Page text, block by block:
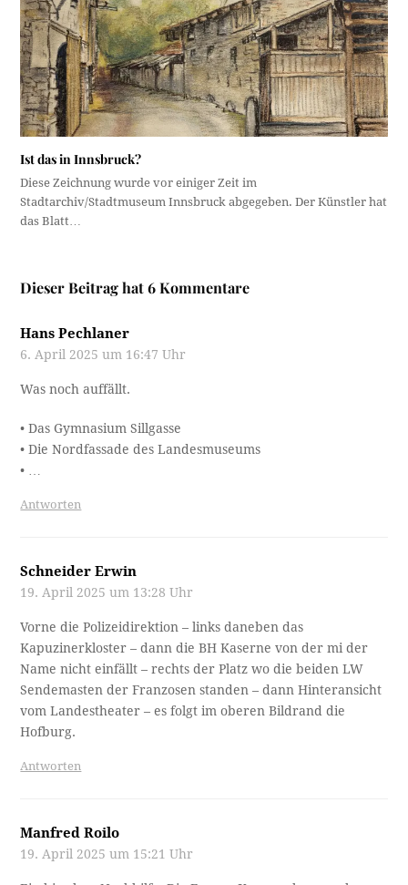
Ist das in Innsbruck?
Diese Zeichnung wurde vor einiger Zeit im
Stadtarchiv/Stadtmuseum Innsbruck abgegeben. Der Künstler hat
das Blatt…
Dieser Beitrag hat 6 Kommentare
Hans Pechlaner
6. April 2025 um 16:47 Uhr
Was noch auffällt.
• Das Gymnasium Sillgasse
• Die Nordfassade des Landesmuseums
• …
Antworten
Schneider Erwin
19. April 2025 um 13:28 Uhr
Vorne die Polizeidirektion – links daneben das
Kapuzinerkloster – dann die BH Kaserne von der mi der
Name nicht einfällt – rechts der Platz wo die beiden LW
Sendemasten der Franzosen standen – dann Hinteransicht
vom Landestheater – es folgt im oberen Bildrand die
Hofburg.
Antworten
Manfred Roilo
19. April 2025 um 15:21 Uhr